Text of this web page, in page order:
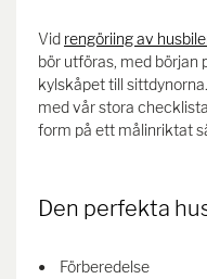
Vid rengöriing av
bör utföras, med början
kylskåpet till
med vår stora
form på ett målinriktat
Den perfekta
Förberedelse